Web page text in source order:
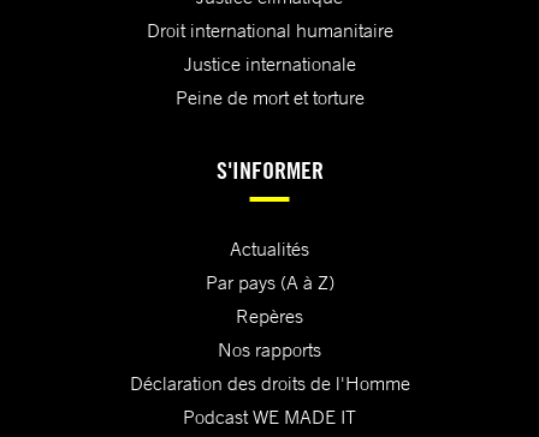
Droit international humanitaire
Justice internationale
Peine de mort et torture
S'INFORMER
Actualités
Par pays (A à Z)
Repères
Nos rapports
Déclaration des droits de l'Homme
Podcast WE MADE IT